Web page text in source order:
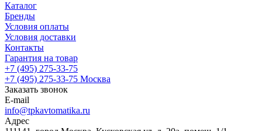
Каталог
Бренды
Условия оплаты
Условия доставки
Контакты
Гарантия на товар
+7 (495) 275-33-75
+7 (495) 275-33-75 Москва
Заказать звонок
E-mail
info@tpkavtomatika.ru
Адрес